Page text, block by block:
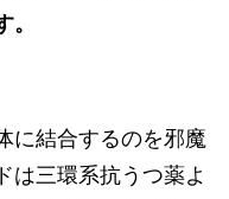
に結合するのを邪魔
は三環系抗うつ薬よ